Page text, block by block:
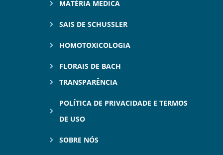
MATÉRIA MEDICA
SAIS DE SCHUSSLER
HOMOTOXICOLOGIA
FLORAIS DE BACH
TRANSPARÊNCIA
POLÍTICA DE PRIVACIDADE E TERMOS
DE USO
SOBRE NÓS